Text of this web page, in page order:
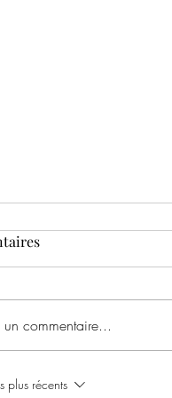
silencieux et grand
un commentaire...
plus récents